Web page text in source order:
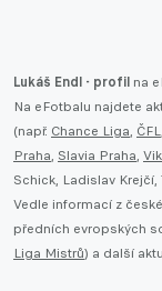
Lukáš Endl - profil na
Na eFotbalu najdete
(např. Chance Liga, ČFL,
Praha, Slavia Praha,
Schick, Ladislav
Vedle informací z
předních evropských
Liga Mistrů) a další